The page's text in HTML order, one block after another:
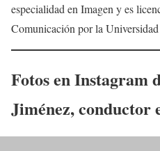
especialidad en Imagen y es
Comunicación por la
Fotos en Instagram
Jiménez, conductor